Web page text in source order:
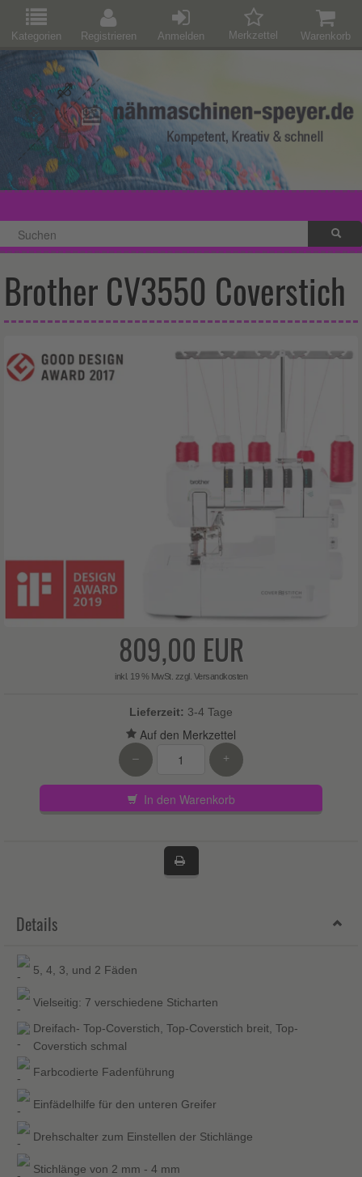
Kategorien Registrieren Anmelden Merkzettel Warenkorb
Brother CV3550 Coverstich
809,00 EUR
inkl. 19 % MwSt. zzgl. Versandkosten
Lieferzeit: 3-4 Tage
– +
In den Warenkorb
Details
5, 4, 3, und 2 Fäden
Vielseitig: 7 verschiedene Sticharten
Dreifach- Top-Coverstich, Top-Coverstich breit, Top-
Coverstich schmal
Farbcodierte Fadenführung
Einfädelhilfe für den unteren Greifer
Drehschalter zum Einstellen der Stichlänge
Stichlänge von 2 mm - 4 mm